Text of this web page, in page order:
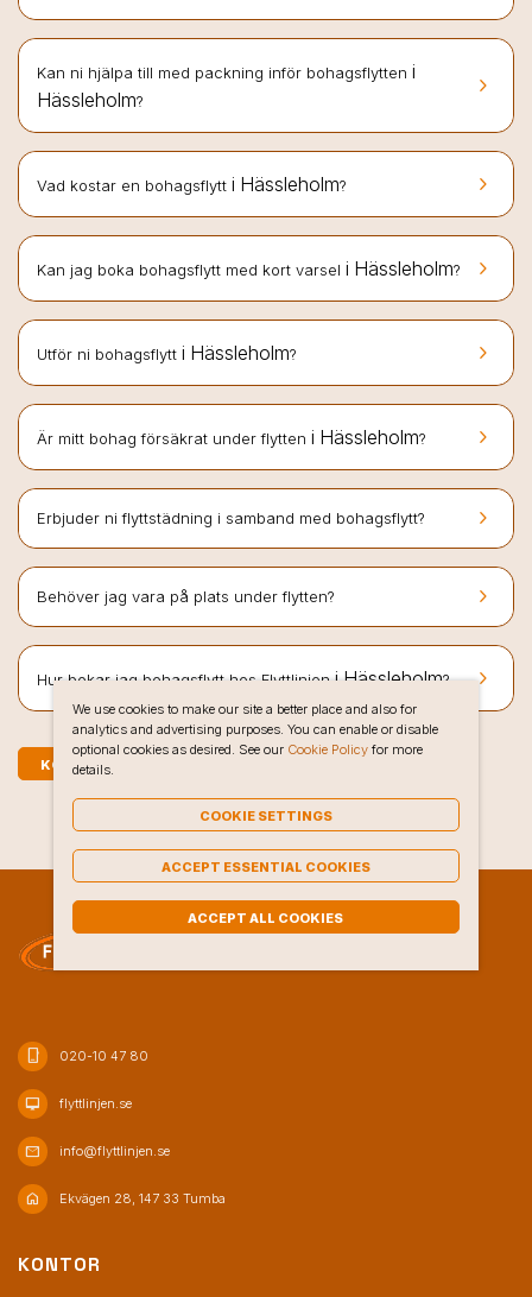
keyboard_arrow_right
Kan ni hjälpa till med packning inför bohagsflytten i
Hässleholm?
keyboard_arrow_right
Vad kostar en bohagsflytt i Hässleholm?
keyboard_arrow_right
Kan jag boka bohagsflytt med kort varsel i Hässleholm?
keyboard_arrow_right
Utför ni bohagsflytt i Hässleholm?
keyboard_arrow_right
Är mitt bohag försäkrat under flytten i Hässleholm?
keyboard_arrow_right
Erbjuder ni flyttstädning i samband med bohagsflytt?
keyboard_arrow_right
Behöver jag vara på plats under flytten?
keyboard_arrow_right
Hur bokar jag bohagsflytt hos Flyttlinjeni Hässleholm?
KOSTNADSFRI OFFERT PÅ BOHAGSFLYTT I HÄSSLEHOLM
phone_iphone 020-10 47 80
desktop_mac flyttlinjen.se
mail info@flyttlinjen.se
home Ekvägen 28, 147 33 Tumba
KONTOR
We use cookies to make our site a better place and also for
analytics and advertising purposes. You can enable or disable
optional cookies as desired. See our Cookie Policyfor more
details.
COOKIE SETTINGS
ACCEPT ESSENTIAL COOKIES
ACCEPT ALL COOKIES